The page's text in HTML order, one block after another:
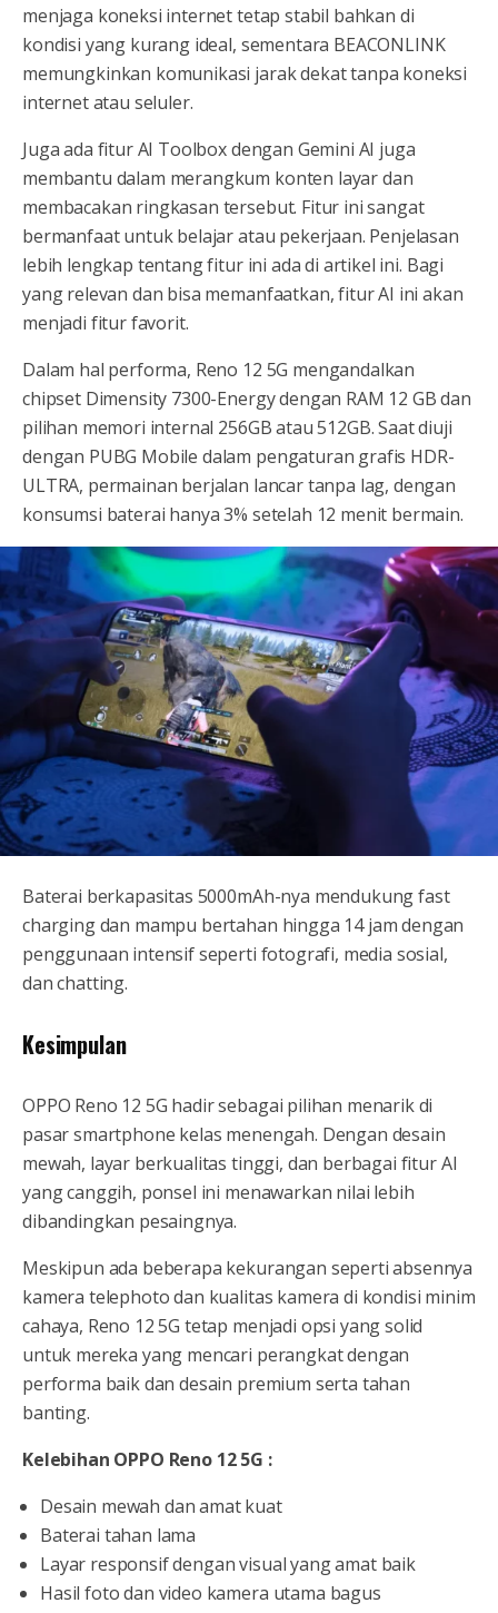
menjaga koneksi internet tetap stabil bahkan di
kondisi yang kurang ideal, sementara BEACONLINK
memungkinkan komunikasi jarak dekat tanpa koneksi
internet atau seluler.
Juga ada fitur AI Toolbox dengan Gemini AI juga
membantu dalam merangkum konten layar dan
membacakan ringkasan tersebut. Fitur ini sangat
bermanfaat untuk belajar atau pekerjaan. Penjelasan
lebih lengkap tentang fitur ini ada di artikel ini. Bagi
yang relevan dan bisa memanfaatkan, fitur AI ini akan
menjadi fitur favorit.
Dalam hal performa, Reno 12 5G mengandalkan
chipset Dimensity 7300-Energy dengan RAM 12 GB dan
pilihan memori internal 256GB atau 512GB. Saat diuji
dengan PUBG Mobile dalam pengaturan grafis HDR-
ULTRA, permainan berjalan lancar tanpa lag, dengan
konsumsi baterai hanya 3% setelah 12 menit bermain.
Baterai berkapasitas 5000mAh-nya mendukung fast
charging dan mampu bertahan hingga 14 jam dengan
penggunaan intensif seperti fotografi, media sosial,
dan chatting.
Kesimpulan
OPPO Reno 12 5G hadir sebagai pilihan menarik di
pasar smartphone kelas menengah. Dengan desain
mewah, layar berkualitas tinggi, dan berbagai fitur AI
yang canggih, ponsel ini menawarkan nilai lebih
dibandingkan pesaingnya.
Meskipun ada beberapa kekurangan seperti absennya
kamera telephoto dan kualitas kamera di kondisi minim
cahaya, Reno 12 5G tetap menjadi opsi yang solid
untuk mereka yang mencari perangkat dengan
performa baik dan desain premium serta tahan
banting.
Kelebihan OPPO Reno 12 5G :
Desain mewah dan amat kuat
Baterai tahan lama
Layar responsif dengan visual yang amat baik
Hasil foto dan video kamera utama bagus